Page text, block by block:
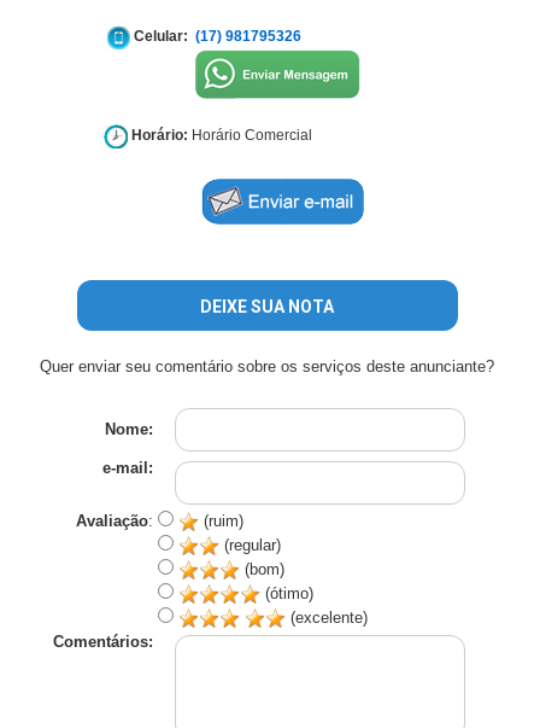
Celular: (17) 981795326
Horário: Horário Comercial
DEIXE SUA NOTA
Quer enviar seu comentário sobre os serviços deste anunciante?
Nome:
e-mail:
Avaliação:
(ruim)
(regular)
(bom)
(ótimo)
(excelente)
Comentários: